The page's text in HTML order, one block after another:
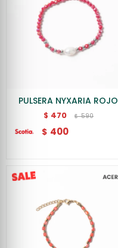
PULSERA NYXARIA ROJO
$ 470 $ 590
$ 400